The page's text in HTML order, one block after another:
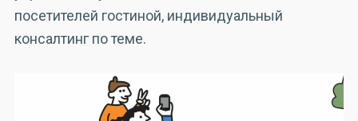
посетителей гостиной, индивидуальный
консалтинг по теме.